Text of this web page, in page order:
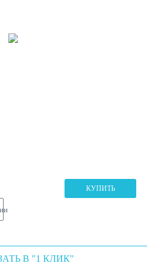
КУПИТЬ
В "1 КЛИК"